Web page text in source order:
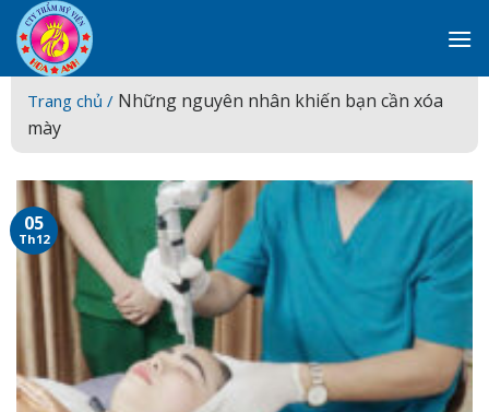
Skip
to
content
Trang chủ / Những nguyên nhân khiến bạn cần xóa
mày
05
Th12